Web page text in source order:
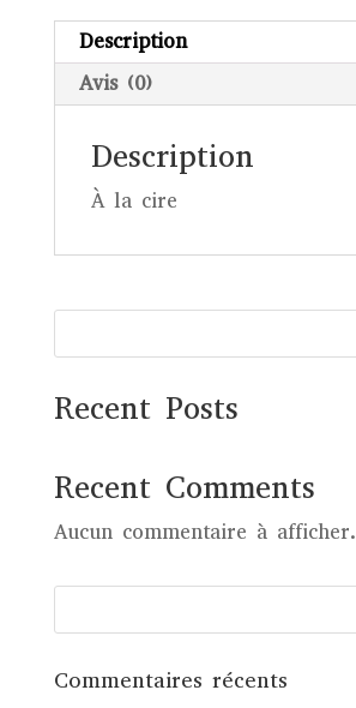
Description
Avis (0)
Description
À la cire
Recent Posts
Recent Comments
Aucun commentaire à afficher.
Commentaires récents